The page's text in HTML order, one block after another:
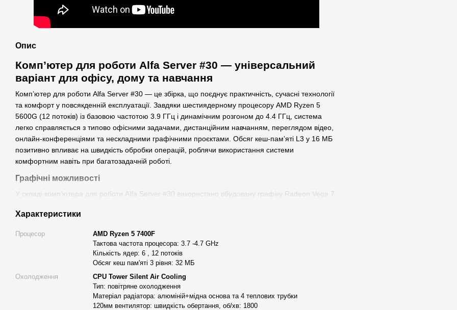
Опис
Комп’ютер для роботи Alfa Server #30 — універсальний
варіант для офісу, дому та навчання
Комп’ютер для роботи Alfa Server #30 — це збірка, що поєднує практичність, сучасні технології
та комфорт у повсякденній експлуатації. Завдяки шестиядерному процесору AMD Ryzen 5
5600G (12 потоків) із базовою частотою 3.9 ГГц і динамічним розгоном до 4.4 ГГц, система
легко справляється з типово офісними задачами, дистанційним навчанням, переглядом відео,
онлайн-конференціями та нескладними графічними проєктами. Обсяг кеш-памʼяті L3 у 16 МБ
позитивно впливає на швидкість обробки операцій, роблячи використання системи
комфортним навіть при багатозадачній роботі.
Графічні можливості
У складі комп’ютера для роботи Alfa Server #30 використано вбудовану графіку Radeon Vega 7.
роздільної здатності, працювати з нескладною графікою та запускати популярні ігри на
відеокарти, але хоче мати базові мультимедійні можливості.
Охолодження та стабільність
лише 26–29 дБ, що підходить для тривалої щоденної роботи без зайвого шуму. Це забезпечує
прийнятну температуру компонентів та сприяє рівномірному навантаженню навіть у моменти
активної роботи з великими обсягами даних.
Характеристики
Процесор
AMD Ryzen 5 7400F
Тактова частота процесора: 3.7 -4.7 GHz
Кількість ядер: 6 , 12 потоків
Обсяг кеш пам'яті 3 рівня: 32 МБ
Охолодження
CPU Tower Silent Air Cooling
Тип: повітряне охолодження
Матеріал радіатора: алюміній+мідна основа та 4 теплових трубки
120мм вентилятор: швидкість обертання, об/хв: 1800